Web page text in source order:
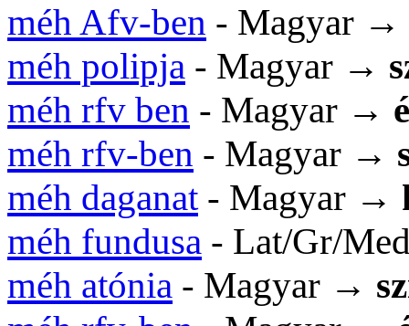
méh Afv-ben - Magyar →
méh polipja - Magyar →
méh rfv ben - Magyar →
méh rfv-ben - Magyar →
méh daganat- Magyar →
méh fundusa - Lat/Gr/
méh atónia - Magyar →